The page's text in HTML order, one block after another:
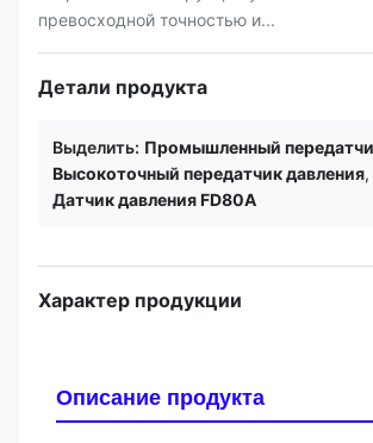
превосходной точностью и...
Детали продукта
Выделить: Промышленный
Высокоточный передатчик давления,
Датчик давления FD80A
Характер продукции
Описание продукта